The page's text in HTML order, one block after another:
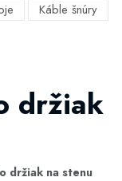
Káble šnúry
držiak
držiak na stenu